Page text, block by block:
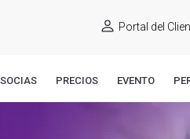
Portal del
SOCIAS PRECIOS EVENTO